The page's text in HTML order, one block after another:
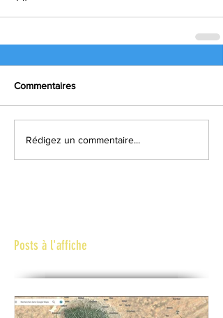
Commentaires
Rédigez un commentaire...
Posts à l'affiche